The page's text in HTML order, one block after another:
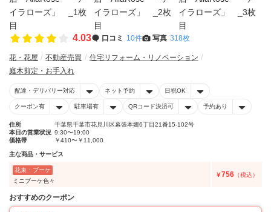
4.03 口コミ 10件 写真 318枚
花・花屋 不動産売買
住宅リフォーム・リノベーション
庭木剪定・お手入れ
配達・デリバリー対応 ネット予約 日祝OK
クーポン有 駐車場有 QRコード決済可 予約あり
住所
千葉県千葉市花見川区幕張本郷6丁目21番15-102号
本日の営業状況 9:30〜19:00
価格帯
￥410〜￥11,000
主な商品・サービス
花束・ブーケ
ミニブーケ色々
￥756 （税込）
おすすめのクーポン